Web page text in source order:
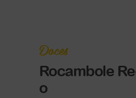
Doces
Rocambole
o